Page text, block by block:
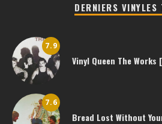
DERNIERS VINYLES
7.9
Vinyl Queen The Works
7.6
Bread Lost Without